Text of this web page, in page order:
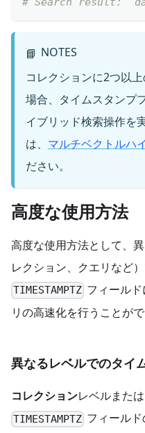
📘 NOTES
コレクションに2つ以
場合、タイムスタンプ
イブリッド検索操作を
は、 マルチベクトルハ
ださい。
高度な使用方法
高度な使用方法として、
レクション、クエリなど
TIMESTAMPTZ フィール
リの高速化を行うことがで
異なるレベルでのタイ
コレクションレベルまたは
TIMESTAMPTZ フィール